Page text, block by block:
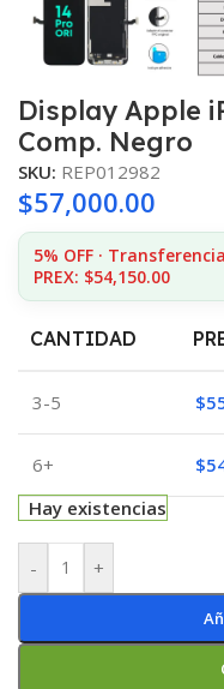
Display Apple
Comp. Negro
SKU: REP012982
$57,000.00
5% OFF ·
PREX: $54,150.00
CANTIDAD
3-5 $
6+ $
Hay existencias
- +